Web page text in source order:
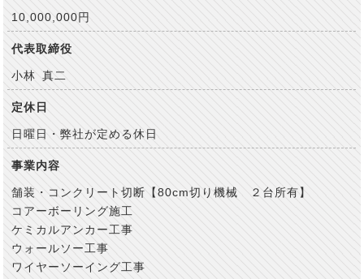
10,000,000円
代表取締役
小林 真二
定休日
日曜日・弊社が定める休日
事業内容
舗装・コンクリート切断【80cm切り機械 ２台所有】
コアーボーリング施工
ケミカルアンカー工事
ウォールソー工事
ワイヤーソーイング工事